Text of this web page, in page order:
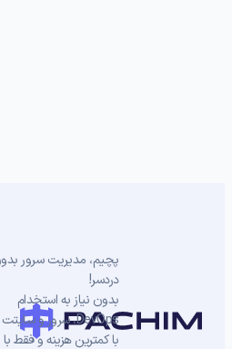
پچیم، مدیریت سرور بدون
دردسر!
بدون نیاز به استخدام
DevOps، سرور و سایتت رو
با کمترین هزینه و فقط با